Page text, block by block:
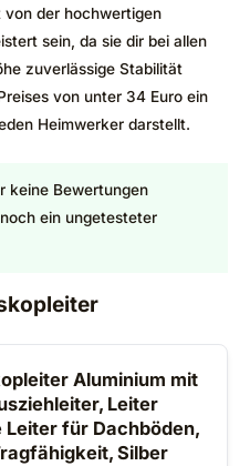
der hochwertigen
sein, da sie dir bei allen
zuverlässige Stabilität
von unter 34 Euro ein
Heimwerker darstellt.
keine Bewertungen
ein ungetesteter
Aluminium mit
Leiter
für Dachböden,
Silber